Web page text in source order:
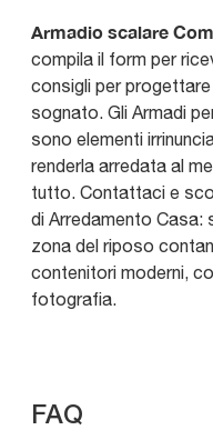
Armadio scalare
compila il form per
consigli per
sognato. Gli Armadi
sono elementi
renderla arredata al
tutto. Contattaci e
di Arredamento Casa:
zona del riposo
contenitori moderni,
fotografia.
FAQ